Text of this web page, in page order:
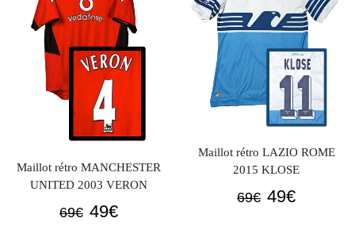
Maillot rétro MANCHESTER
UNITED 2003 VERON
69€ Le
49€Le
Maillot rétro LAZIO ROME
2015 KLOSE
69€ Le
49€Le